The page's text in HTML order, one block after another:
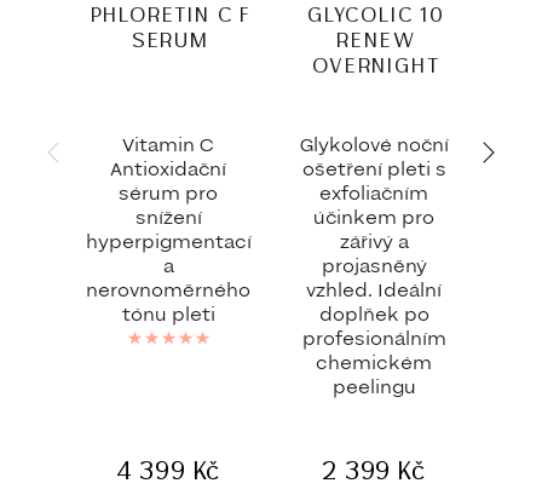
PHLORETIN C F
SERUM
Vitamin C
Antioxidační
sérum pro
snížení
hyperpigmentací
a
nerovnoměrného
tónu pleti
Hodnocení z 5
4 399 Kč
GLYCOLIC 10
RENEW
OVERNIGHT
Glykolové noční
ošetření pleti s
exfoliačním
účinkem pro
zářivý a
projasněný
vzhled. Ideální
doplňek po
profesionálním
chemickém
peelingu
2 399 Kč